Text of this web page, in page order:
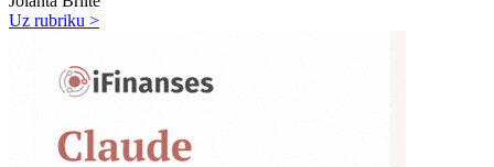
Uz rubriku >